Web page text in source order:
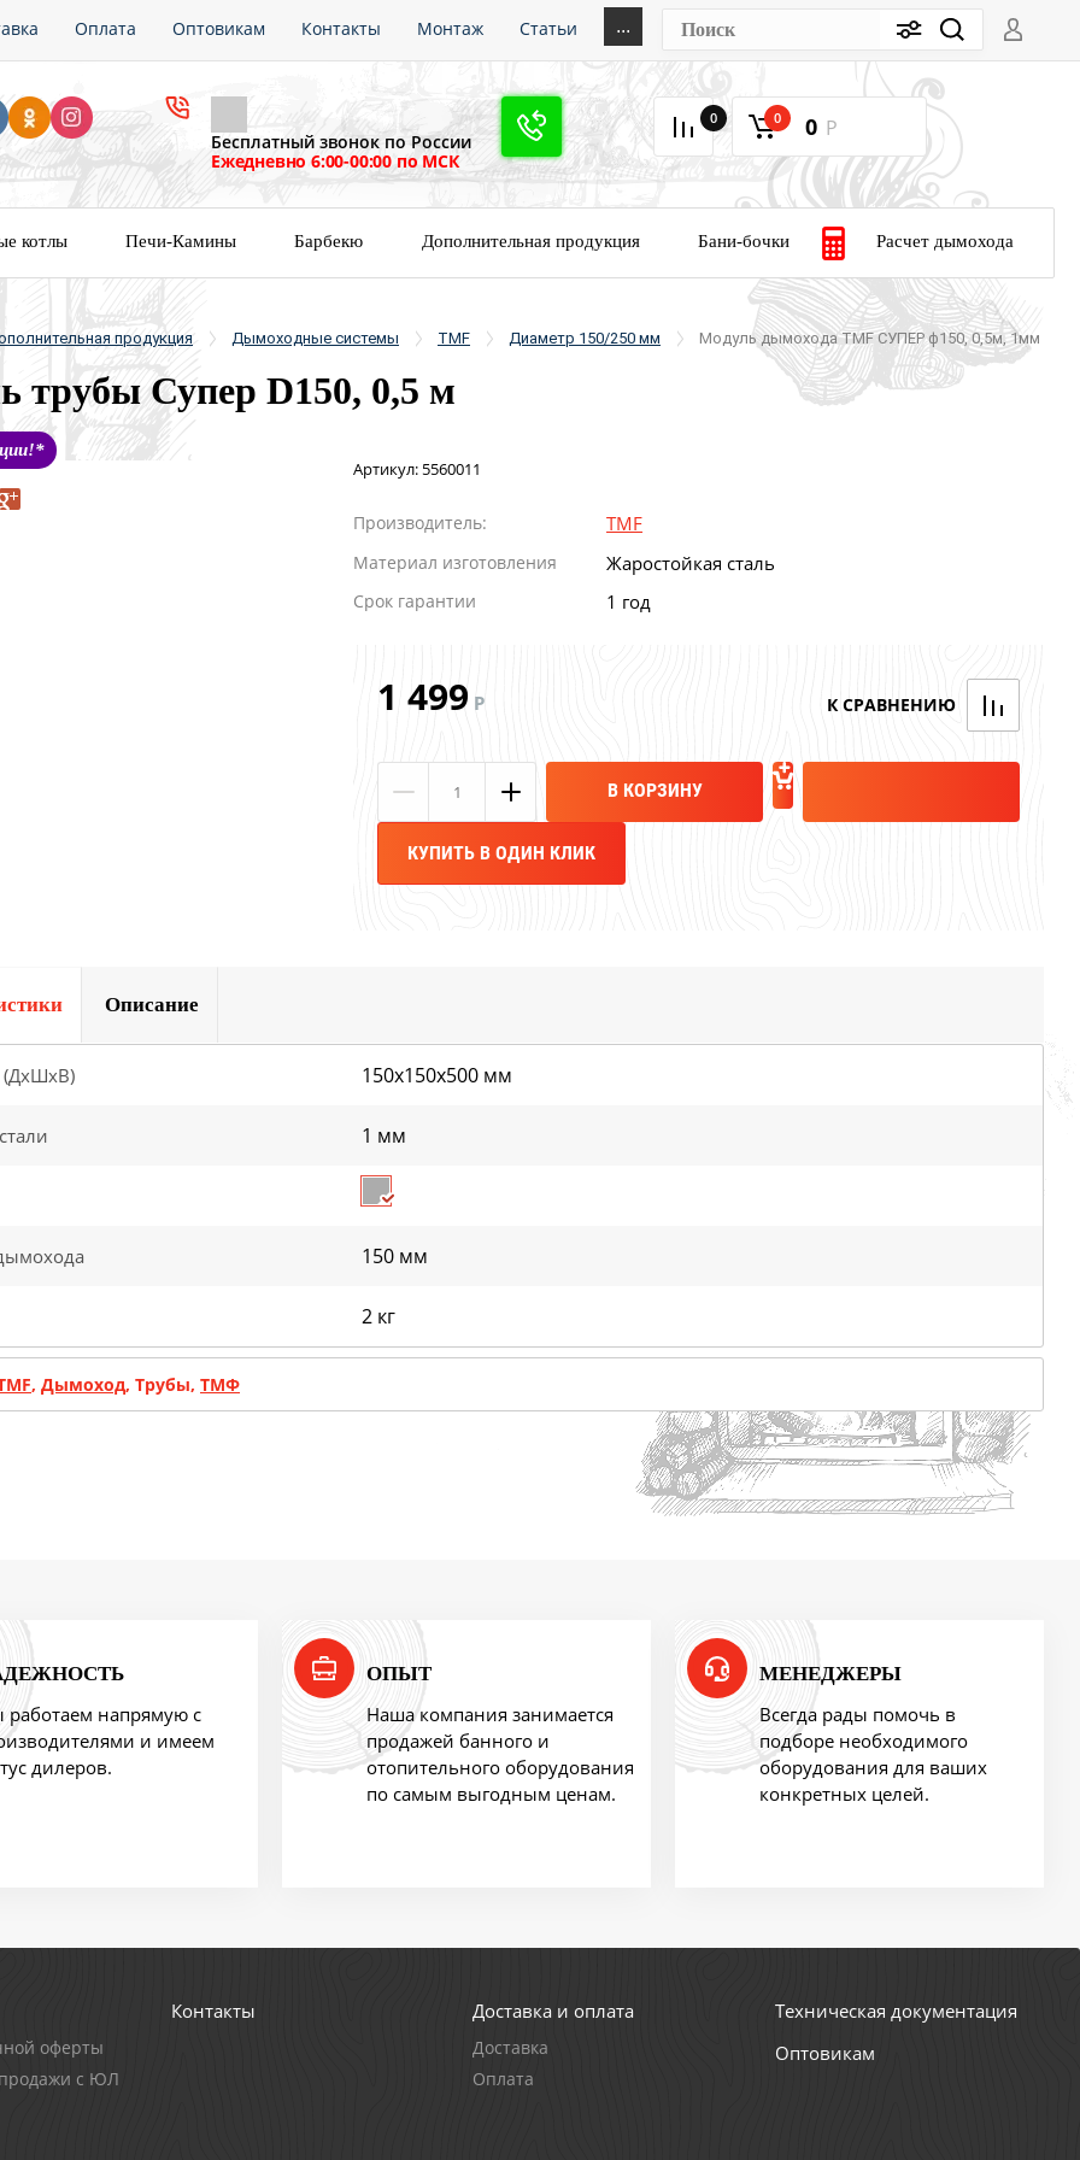
Оплата Оптовикам Контакты Монтаж Статьи ...
Бесплатный звонок по России
Ежедневно 6:00-00:00 по МСК
Перезво
ните
0 0 0 Р
котлы Печи-Камины Барбекю Дополнительная продукция Бани-бочки Расчет дымохода
продукция Дымоходные системы TMF Диаметр 150/250 мм Модуль дымохода TMF СУПЕР ф150, 0,5м, 1мм
трубы Супер D150, 0,5 м
Артикул: 5560011
Производитель: TMF
Материал изготовления Жаростойкая сталь
Срок гарантии 1 год
1 499 Р
В КОРЗИНУ
КУПИТЬ В ОДИН КЛИК
Описание
(ДхШхВ) 150х150х500 мм
1 мм
150 мм
2 кг
, Дымоход, Трубы, ТМФ
напрямую с
и имеем
дилеров.
ОПЫТ
Наша компания занимается
продажей банного и
отопительного оборудования
по самым выгодным ценам.
МЕНЕДЖЕРЫ
Всегда рады помочь в
подборе необходимого
оборудования для ваших
конкретных целей.
оферты
с ЮЛ
Контакты Доставка и оплата
Доставка
Оплата
Техническая документация
Оптовикам